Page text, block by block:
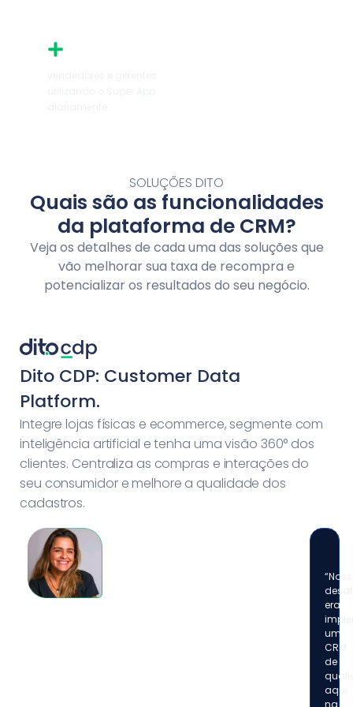
SOLUÇÕES DITO
Quais são as funcionalidades
da plataforma de CRM?
Veja os detalhes de cada uma das soluções que
vão melhorar sua taxa de recompra e
potencializar os resultados do seu negócio.
Dito CDP: Customer Data
Platform.
Integre lojas físicas e ecommerce, segmente com
inteligência artificial e tenha uma visão 360° dos
clientes. Centraliza as compras e interações do
seu consumidor e melhore a qualidade dos
cadastros.
era
um
CRM
de
aqui